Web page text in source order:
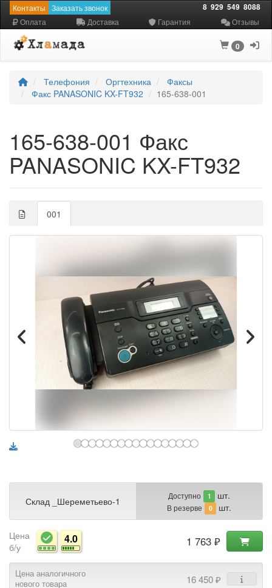
Контакты Заказать звонок 8 929 549 8088
Оплата Доставка Гарантия Отзывы
0
Телефония Оргтехника
Факсы
Факс PANASONIC KX-FT932
165-638-001
165-638-001 Факс
PANASONIC KX-FT932
001
Склад _Шереметьево-1 Доступно 1 шт.
В резерве 0 шт.
Цена
б/у
4.0 1 763 ₽
Цена аналогичного
нового товара
16 450 ₽